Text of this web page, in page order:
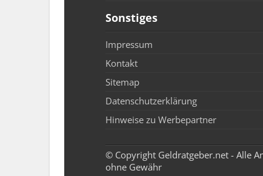
Sonstiges
Impressum
Kontakt
Sitemap
Datenschutzerklärung
Hinweise zu Werbepartner
© Copyright Geldratgeber.net - Alle
ohne Gewähr